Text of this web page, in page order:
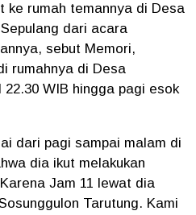
ke rumah temannya di Desa
dari acara
sebut Memori,
rumahnya di Desa
WIB hingga pagi esok
dari pagi sampai malam di
dia ikut melakukan
Jam 11 lewat dia
Tarutung. Kami